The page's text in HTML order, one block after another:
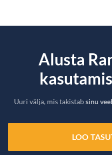
Alusta
Uuri välja, mis takistabsinu
LOO